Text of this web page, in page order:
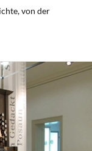
von der